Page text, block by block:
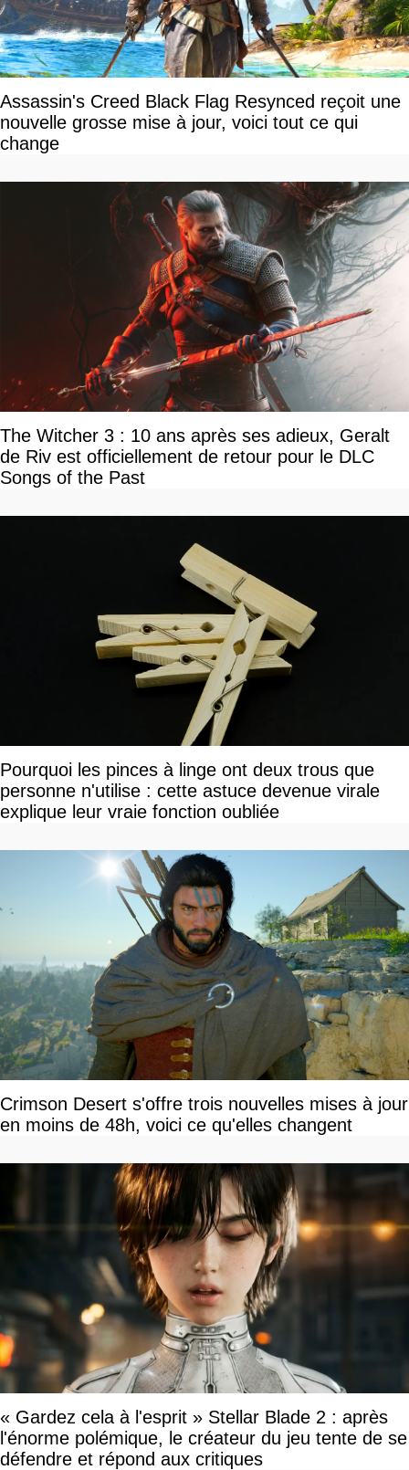
Assassin's Creed Black Flag Resynced reçoit une
nouvelle grosse mise à jour, voici tout ce qui
change
The Witcher 3 : 10 ans après ses adieux, Geralt
de Riv est officiellement de retour pour le DLC
Songs of the Past
Pourquoi les pinces à linge ont deux trous que
personne n'utilise : cette astuce devenue virale
explique leur vraie fonction oubliée
Crimson Desert s'offre trois nouvelles mises à jour
en moins de 48h, voici ce qu'elles changent
« Gardez cela à l'esprit » Stellar Blade 2 : après
l'énorme polémique, le créateur du jeu tente de se
défendre et répond aux critiques